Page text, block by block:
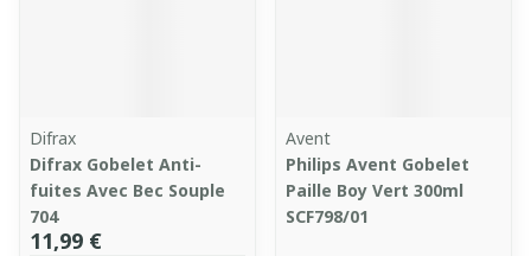
Difrax
Difrax Gobelet Anti-
fuites Avec Bec Souple
704
11,99 €
Avent
Philips Avent Gobelet
Paille Boy Vert 300ml
SCF798/01